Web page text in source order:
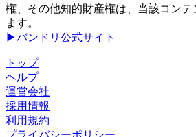
権、その他知的財産権は、当該コン
ます。
▶バンドリ公式サイト
トップ
ヘルプ
運営会社
採用情報
利用規約
プライバシーポリシー